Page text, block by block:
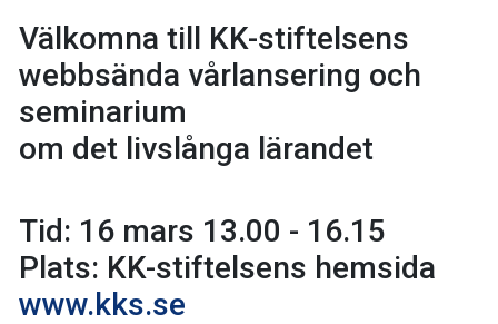
Välkomna till KK-stiftelsens
webbsända vårlansering och
seminarium
om det livslånga lärandet
Tid: 16 mars 13.00 - 16.15
Plats: KK-stiftelsens hemsida
www.kks.se